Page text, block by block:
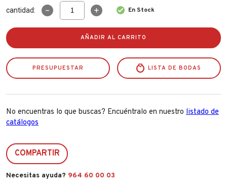
cantidad:
Crepera
30cm
cantidad
En Stock
AÑADIR AL CARRITO
PRESUPUESTAR LISTA DE BODAS
No encuentras lo que buscas? Encuéntralo en nuestro listado de
catálogos
COMPARTIR
Necesitas ayuda? 964 60 00 03